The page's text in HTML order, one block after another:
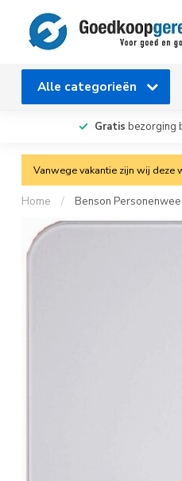
Alle categorieën
Gratis bezorging
Vanwege vakantie zijn wij deze
Home / Benson